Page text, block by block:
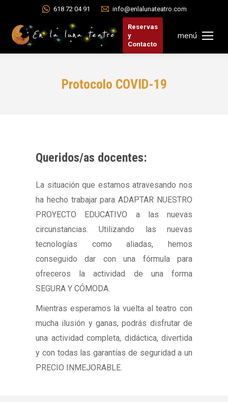
618 72 04 91 info@enlalunateatro.com
menú
Reservas
y
Contacto
Protocolo COVID-19
Queridos/as docentes:
La situación que estamos atravesando nos
ha hecho trabajar para ADAPTAR NUESTRO
PROYECTO EDUCATIVO a las nuevas
circunstancias. Utilizando las nuevas
tecnologías como aliadas, hemos
conseguido dar con una fórmula para
ofreceros la actividad de una forma
SEGURA Y CÓMODA.
Mientras esperamos la vuelta al teatro con
mucha ilusión y ganas, podrás disfrutar de
una actividad completa, didáctica, divertida
y con todas las garantías de seguridad a un
PRECIO INMEJORABLE.